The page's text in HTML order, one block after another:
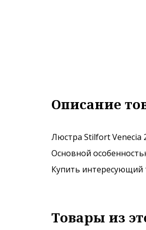
Описание
Люстра Stilfort Venecia
Основной
Купить интересующий
Товары из